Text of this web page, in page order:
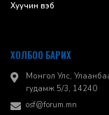
Хуучин вэб
ХОЛБОО БАРИХ
Монгол Улс,
гудамж 5/3, 14240
osf@forum.mn